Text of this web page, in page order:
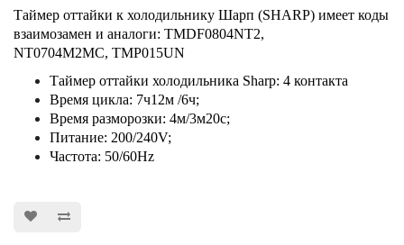
Таймер оттайки к холодильнику Шарп (SHARP) имеет коды
взаимозамен и аналоги: TMDF0804NT2,
NT0704M2MC, TMP015UN
Таймер оттайки холодильника Sharp: 4 контакта
Время цикла: 7ч12м /6ч;
Время разморозки: 4м/3м20с;
Питание: 200/240V;
Частота: 50/60Hz